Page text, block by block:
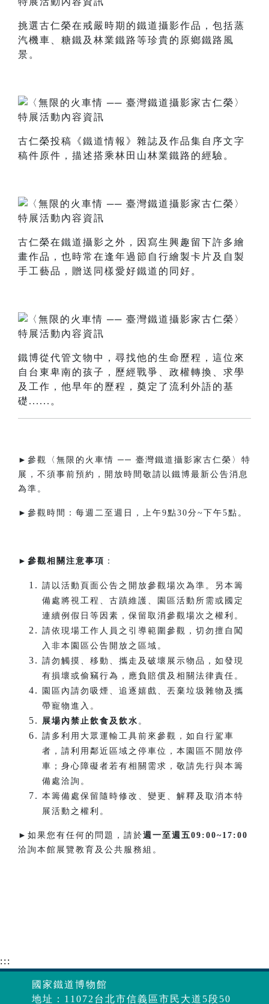
挑選古仁榮在戒嚴時期的鐵道攝影作品，包括蒸
汽機車、糖鐵及林業鐵路等珍貴的原鄉鐵路風
景。
古仁榮投稿《鐵道情報》雜誌及作品集自序文字
稿件原件，描述搭乘林田山林業鐵路的經驗。
古仁榮在鐵道攝影之外，因寫生興趣留下許多繪
畫作品，也時常在逢年過節自行繪製卡片及自製
手工藝品，贈送同樣愛好鐵道的同好。
鐵博從代管文物中，尋找他的生命歷程，這位來
自台東卑南的孩子，歷經戰爭、政權轉換、求學
及工作，他早年的歷程，奠定了流利外語的基
礎......。
►參觀〈無限的火車情 ── 臺灣鐵道攝影家古仁榮〉特
展，不須事前預約，開放時間敬請以鐵博最新公告消息
為準。
►參觀時間：每週二至週日，上午9點30分~下午5點。​
► 參觀相關注意事項 ：
請以活動頁面公告之開放參觀場次為準。另本籌
備處將視工程、古蹟維護、園區活動所需或國定
連續例假日等因素，保留取消參觀場次之權利。
請依現場工作人員之引導範圍參觀，切勿擅自闖
入非本園區公告開放之區域。
請勿觸摸、移動、攜走及破壞展示物品，如發現
有損壞或偷竊行為，應負賠償及相關法律責任。
園區內請勿吸煙、追逐嬉戲、丟棄垃圾雜物及攜
帶寵物進入。
展場內禁止飲食及飲水 。
請多利用大眾運輸工具前來參觀，如自行駕車
者，請利用鄰近區域之停車位，本園區不開放停
車；身心障礙者若有相關需求，敬請先行與本籌
備處洽詢。
本籌備處保留隨時修改、變更、解釋及取消本特
展活動之權利。
►如果您有任何的問題，請於週一至週五09:00~17:00
洽詢本館展覽教育及公共服務組。
:::
國家鐵道博物館
地址：11072台北市信義區市民大道5段50